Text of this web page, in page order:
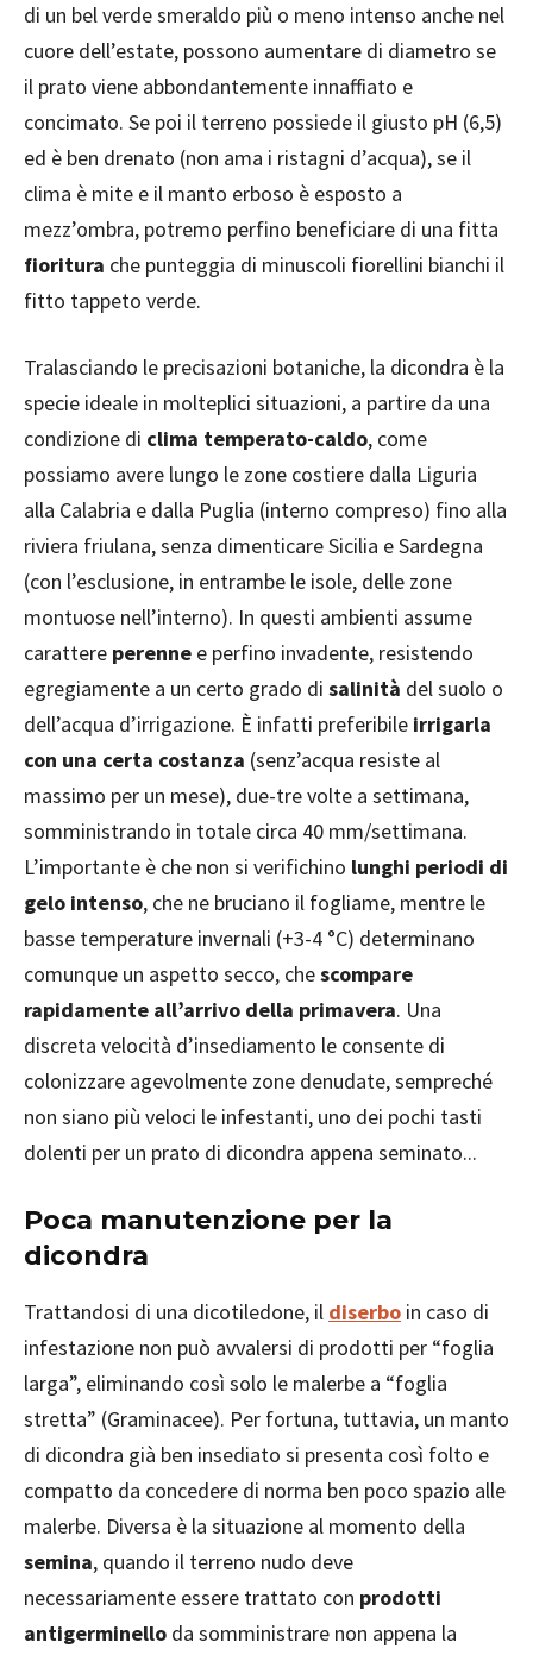
di un bel verde smeraldo più o meno intenso anche nel
cuore dell’estate, possono aumentare di diametro se
il prato viene abbondantemente innaffiato e
concimato. Se poi il terreno possiede il giusto pH (6,5)
ed è ben drenato (non ama i ristagni d’acqua), se il
clima è mite e il manto erboso è esposto a
mezz’ombra, potremo perfino beneficiare di una fitta
fioritura che punteggia di minuscoli fiorellini bianchi il
fitto tappeto verde.
Tralasciando le precisazioni botaniche, la dicondra è la
specie ideale in molteplici situazioni, a partire da una
condizione di clima temperato-caldo, come
possiamo avere lungo le zone costiere dalla Liguria
alla Calabria e dalla Puglia (interno compreso) fino alla
riviera friulana, senza dimenticare Sicilia e Sardegna
(con l’esclusione, in entrambe le isole, delle zone
montuose nell’interno). In questi ambienti assume
carattere perenne e perfino invadente, resistendo
egregiamente a un certo grado di salinità del suolo o
dell’acqua d’irrigazione. È infatti preferibile irrigarla
con una certa costanza (senz’acqua resiste al
massimo per un mese), due-tre volte a settimana,
somministrando in totale circa 40 mm/settimana.
L’importante è che non si verifichino lunghi periodi di
gelo intenso, che ne bruciano il fogliame, mentre le
basse temperature invernali (+3-4 °C) determinano
comunque un aspetto secco, chescompare
rapidamente all’arrivo della primavera. Una
discreta velocità d’insediamento le consente di
colonizzare agevolmente zone denudate, sempreché
non siano più veloci le infestanti, uno dei pochi tasti
dolenti per un prato di dicondra appena seminato...
Poca manutenzione per la
dicondra
Trattandosi di una dicotiledone, il diserbo in caso di
infestazione non può avvalersi di prodotti per “foglia
larga”, eliminando così solo le malerbe a “foglia
stretta” (Graminacee). Per fortuna, tuttavia, un manto
di dicondra già ben insediato si presenta così folto e
compatto da concedere di norma ben poco spazio alle
malerbe. Diversa è la situazione al momento della
semina, quando il terreno nudo deve
necessariamente essere trattato con prodotti
antigerminello da somministrare non appena la